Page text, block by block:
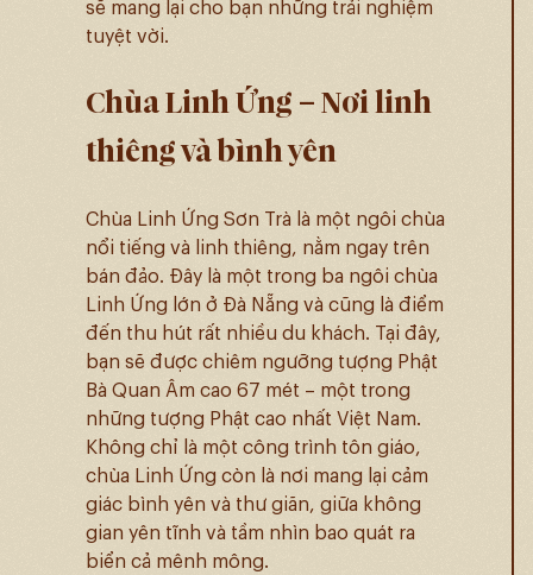
sẽ mang lại cho bạn những trải nghiệm
tuyệt vời.
Chùa Linh Ứng – Nơi linh
thiêng và bình yên
Chùa Linh Ứng Sơn Trà là một ngôi chùa
nổi tiếng và linh thiêng, nằm ngay trên
bán đảo. Đây là một trong ba ngôi chùa
Linh Ứng lớn ở Đà Nẵng và cũng là điểm
đến thu hút rất nhiều du khách. Tại đây,
bạn sẽ được chiêm ngưỡng tượng Phật
Bà Quan Âm cao 67 mét – một trong
những tượng Phật cao nhất Việt Nam.
Không chỉ là một công trình tôn giáo,
chùa Linh Ứng còn là nơi mang lại cảm
giác bình yên và thư giãn, giữa không
gian yên tĩnh và tầm nhìn bao quát ra
biển cả mênh mông.